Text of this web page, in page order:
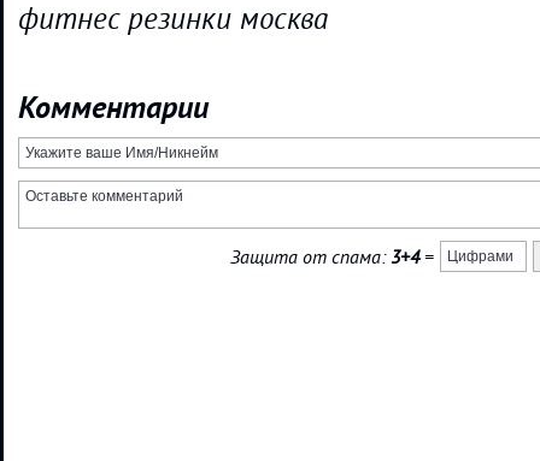
фитнес резинки москва
Комментарии
Защита от спама:3+4=